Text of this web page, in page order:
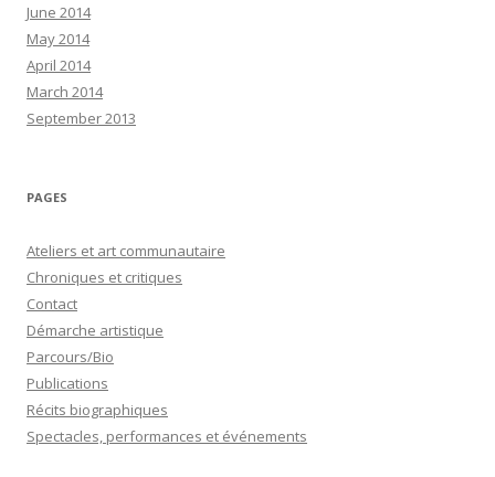
June 2014
May 2014
April 2014
March 2014
September 2013
PAGES
Ateliers et art communautaire
Chroniques et critiques
Contact
Démarche artistique
Parcours/Bio
Publications
Récits biographiques
Spectacles, performances et événements